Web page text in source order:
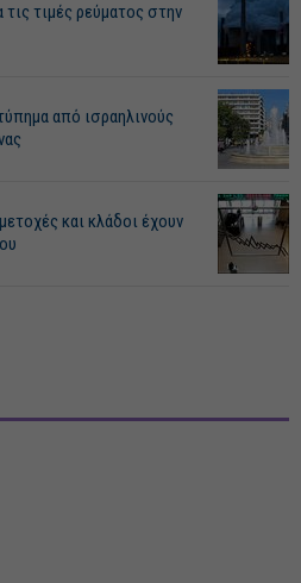
τιμές ρεύματος στην
από ισραηλινούς
και κλάδοι έχουν